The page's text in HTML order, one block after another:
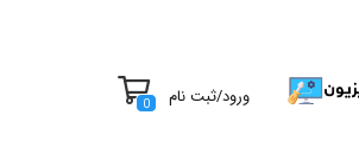
ورود/ثبت نام 0